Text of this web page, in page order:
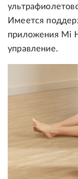
Имеется
приложения Mi
управление.